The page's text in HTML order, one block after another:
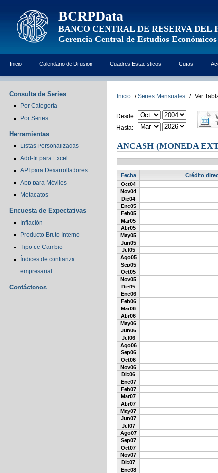
BCRPData
BANCO CENTRAL DE RESERVA DEL
Gerencia Central de Estudios Económicos
Inicio Calendario de Difusión Cuadros Estadísticos Guías
Consulta de Series
Por Categoría
Por Series
Herramientas
Listas Personalizadas
Add-In para Excel
API para Desarrolladores
App para Móviles
Metadatos
Encuesta de Expectativas
Inflación
Producto Bruto Interno
Tipo de Cambio
Índices de confianza
empresarial
Contáctenos
Inicio / Series Mensuales / Ver
Desde:
Hasta:
ANCASH (MONEDA
Fecha
Crédito
Oct04
Nov04
Dic04
Ene05
Feb05
Mar05
Abr05
May05
Jun05
Jul05
Ago05
Sep05
Oct05
Nov05
Dic05
Ene06
Feb06
Mar06
Abr06
May06
Jun06
Jul06
Ago06
Sep06
Oct06
Nov06
Dic06
Ene07
Feb07
Mar07
Abr07
May07
Jun07
Jul07
Ago07
Sep07
Oct07
Nov07
Dic07
Ene08